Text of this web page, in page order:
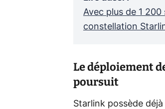
Avec plus de 1
constellation
Le déploiement
poursuit
Starlink possède